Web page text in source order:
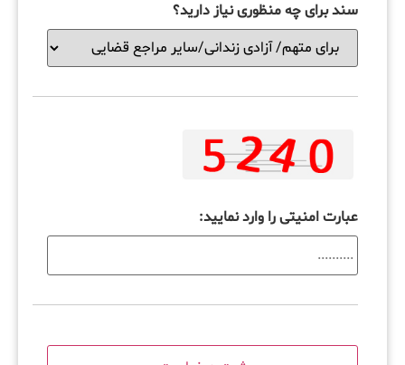
سند برای چه منظوری نیاز دارید؟
عبارت امنیتی را وارد نمایید: